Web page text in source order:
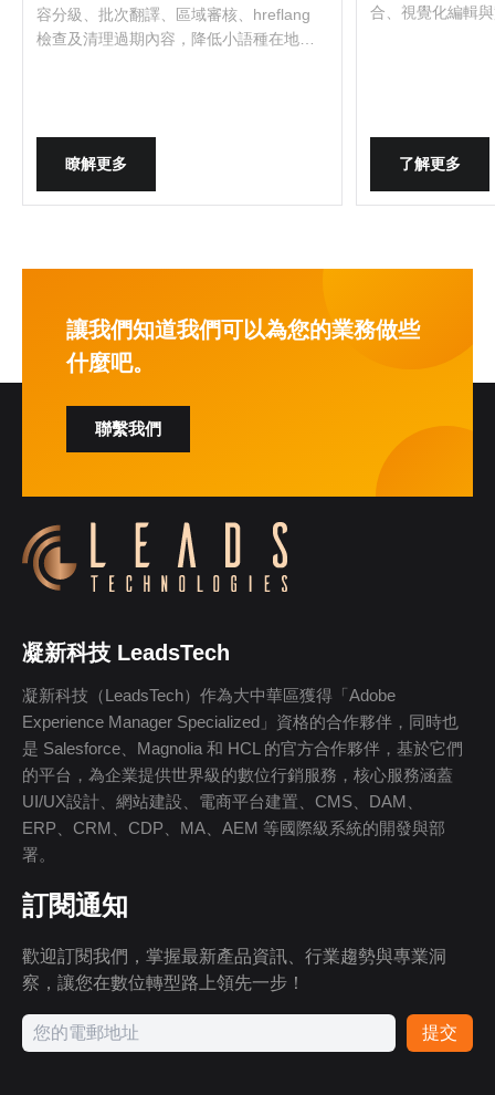
容分級、批次翻譯、區域審核、hreflang
檢查及清理過期內容，降低小語種在地化
瞭解更多
合、視覺化編輯
了解更多
讓我們知道我們可以為您的業務做些
什麼吧。
聯繫我們
凝新科技 LeadsTech
凝新科技（LeadsTech）作為大中華區獲得「Adobe
Experience Manager Specialized」資格的合作夥伴，同時也
是 Salesforce、Magnolia 和 HCL 的官方合作夥伴，基於它們
的平台，為企業提供世界級的數位行銷服務，核心服務涵蓋
UI/UX設計、網站建設、電商平台建置、CMS、DAM、
ERP、CRM、CDP、MA、AEM 等國際級系統的開發與部
署。
訂閱通知
歡迎訂閱我們，掌握最新產品資訊、行業趨勢與專業洞
察，讓您在數位轉型路上領先一步！
提交